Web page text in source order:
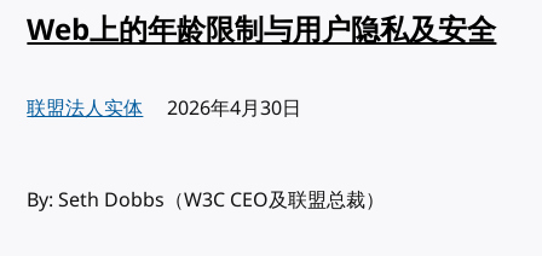
Web上的年龄限制与用户隐私及安全
联盟法人实体 发布:
2026年4月30日
By: Seth Dobbs（W3C CEO及联盟总裁）